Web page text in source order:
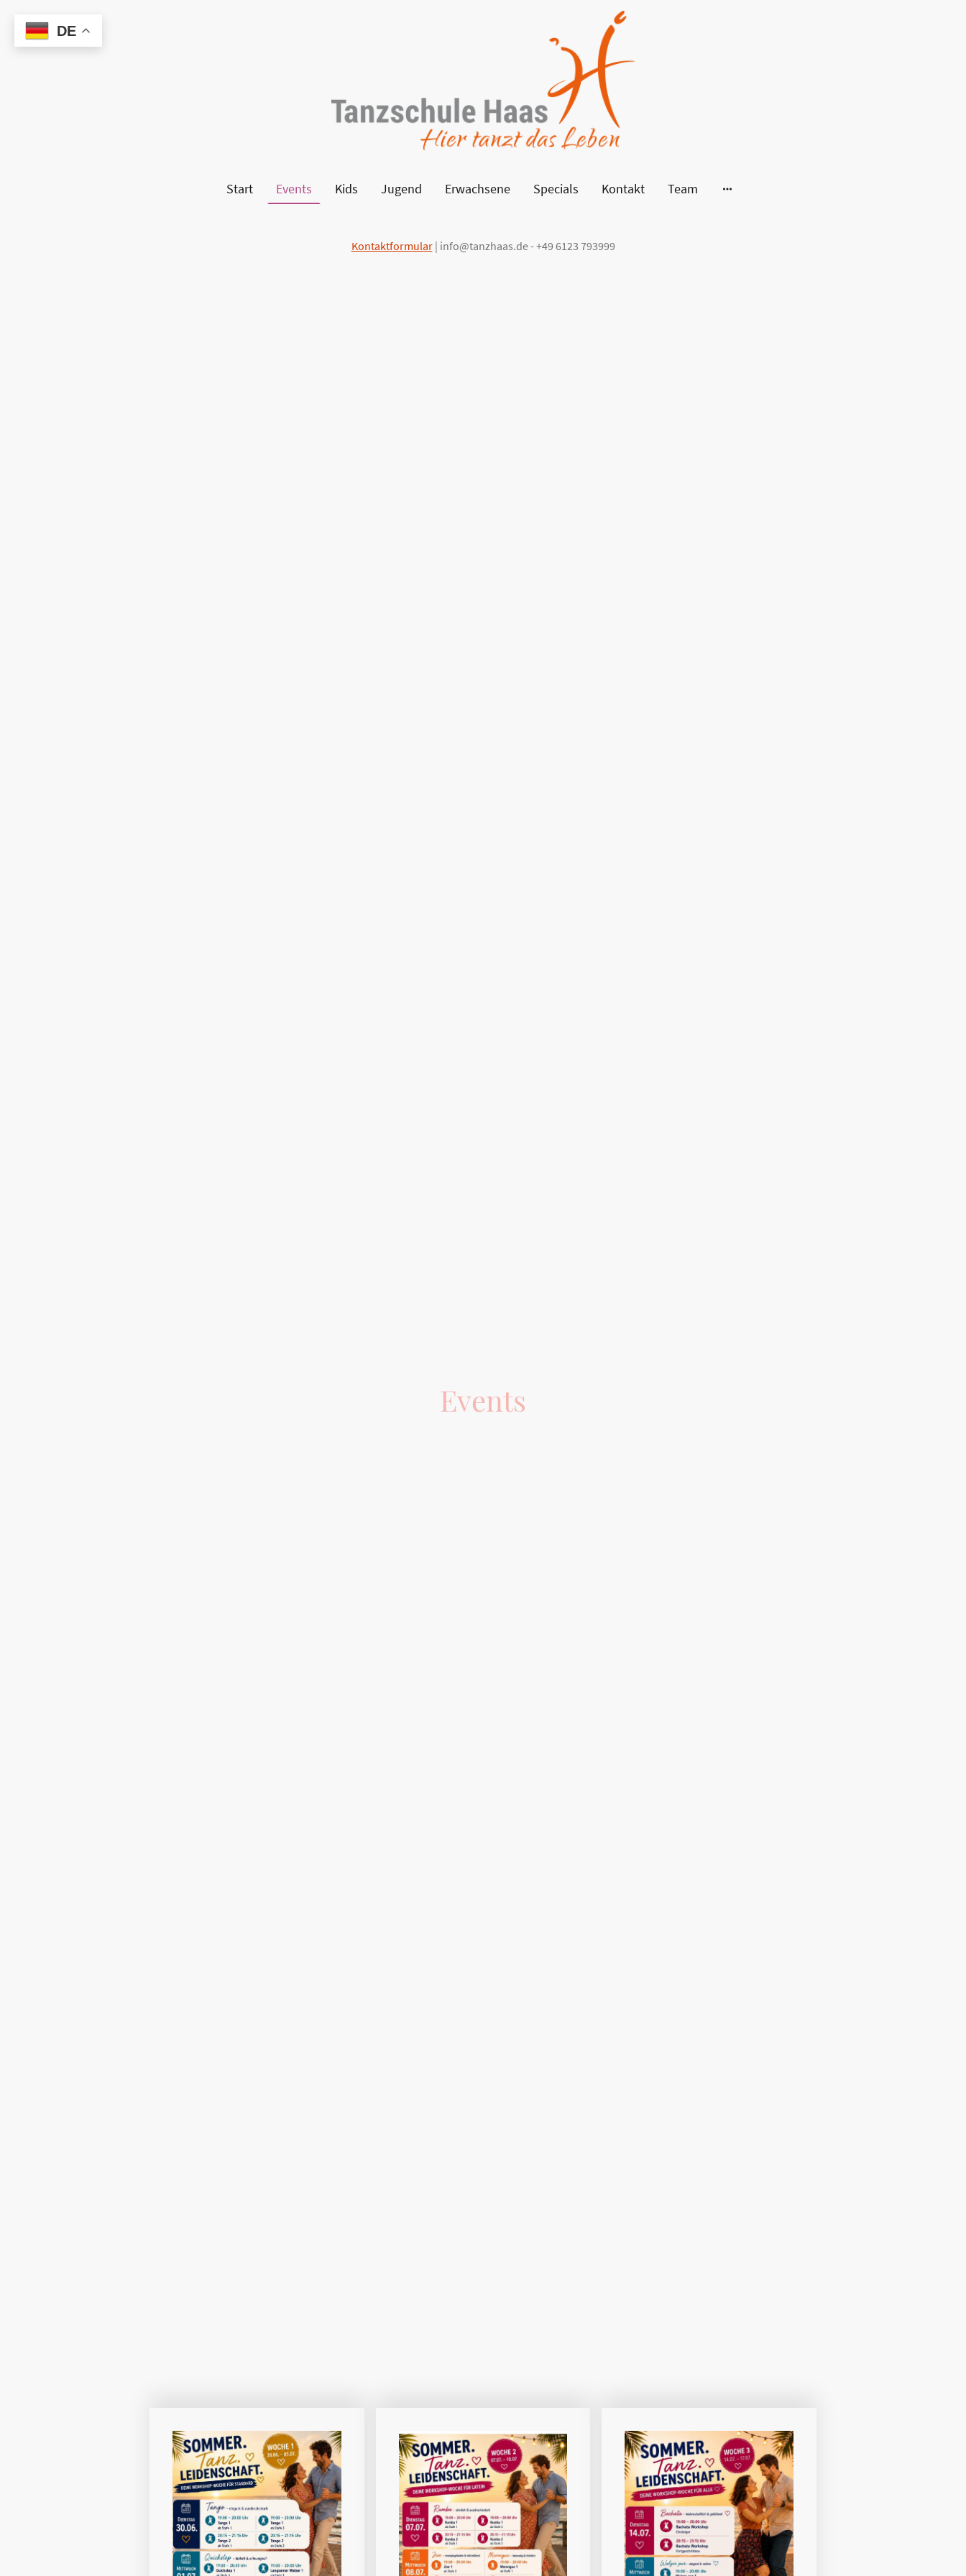
Start Events Kids Jugend Erwachsene Specials Kontakt Team
Kontaktformular| info@tanzhaas.de - +49 6123 793999
Events
DE